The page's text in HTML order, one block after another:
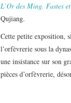
L’Or des Ming. Fastes
Qujiang.
Cette petite exposition,
l’orfèvrerie sous la
une insistance sur son
pièces d’orfèvrerie,